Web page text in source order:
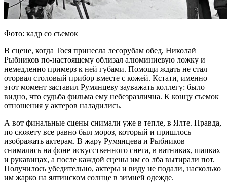
Фото: кадр со съемок
В сцене, когда Тося принесла лесорубам обед, Николай
Рыбников по-настоящему облизал алюминиевую ложку и
немедленно примерз к ней губами. Помощи ждать не стал —
оторвал столовый прибор вместе с кожей. Кстати, именно
этот момент заставил Румянцеву зауважать коллегу: было
видно, что судьба фильма ему небезразлична. К концу съемок
отношения у актеров наладились.
А вот финальные сцены снимали уже в тепле, в Ялте. Правда,
по сюжету все равно был мороз, который и пришлось
изображать актерам. В жару Румянцева и Рыбников
снимались на фоне искусственного снега, в ватниках, шапках
и рукавицах, а после каждой сцены им со лба вытирали пот.
Получилось убедительно, актеры и виду не подали, насколько
им жарко на ялтинском солнце в зимней одежде.